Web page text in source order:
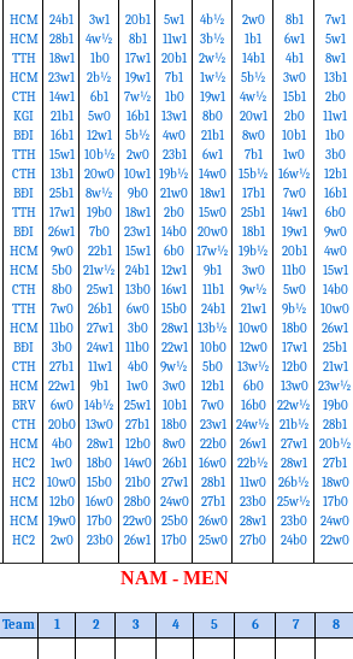
HCM
HCM
TTH
HCM
CTH
KGI
BĐI
TTH
CTH
BĐI
TTH
BĐI
HCM
HCM
CTH
TTH
HCM
BĐI
CTH
HCM
BRV
CTH
HCM
HC2
HC2
HCM
HCM
HC2
24b1
28b1
18w1
23w1
14w1
21b1
16b1
15w1
13b1
25b1
17w1
26w1
9w0
5b0
8b0
7w0
11b0
3b0
27b1
22w1
6w0
20b0
4b0
1w0
10w0
12b0
19w0
2w0
3w1
4w½
1b0
2b½
6b1
5w0
12w1
10b½
20w0
8w½
19b0
7b0
22b1
21w½
25w1
26b1
27w1
24w1
11w1
9b1
14b½
13w0
28w1
18b0
15b0
16w0
17b0
23b0
20b1
8b1
17w1
19w1
7w½
16b1
5b½
2w0
10w1
9b0
18w1
23w1
15w1
24b1
13b0
6w0
3b0
11b0
4b0
1w0
25w1
27b1
12b0
14w0
21b0
28b0
22w0
26w1
5w1
11w1
20b1
7b1
1b0
13w1
4w0
23b1
19b½
21w0
2b0
14b0
6b0
12w1
16w1
15b0
28w1
22w1
9w½
3w0
10b1
18b0
8w0
26b1
27w1
24w0
25b0
17b0
4b½
3b½
2w½
1w½
19w1
8b0
21b1
6w1
14w0
18w1
15w0
20w0
17w½
9b1
11b1
24b1
13b½
10b0
5b0
12b1
7w0
23w1
22b0
16w0
28b1
27b1
26w0
25w0
2w0
1b1
14b1
5b½
4w½
20w1
8w0
7b1
15b½
17b1
25b1
18b1
19b½
3w0
9w½
21w1
10w0
12w0
13w½
6b0
16b0
24w½
26w1
22b½
11w0
23b0
28w1
27b0
8b1
6w1
4b1
3w0
15b1
2b0
10b1
1w0
16w½
7w0
14w1
19w1
20b1
11b0
5w0
9b½
18b0
17w1
12b0
13w0
22w½
21b½
27w1
28w1
26b½
25w½
23b0
24b0
7w1
5w1
8w1
13b1
2b0
11w1
1b0
3b0
12b1
16b1
6b0
9w0
4w0
15w1
14b0
10w0
26w1
25b1
21w1
23w½
19b0
28b1
20b½
27b1
18w0
17b0
24w0
22w0
NAM - MEN
Team 1 2 3 4 5 6 7 8